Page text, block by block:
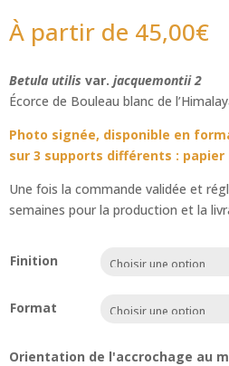
À partir de 45,00€
Betula utilis var. jacquemontii 2
Écorce de Bouleau blanc de
Photo signée, disponible en
sur 3 supports différents :
Une fois la commande validée et
semaines pour la production et la
Finition
Format
Orientation de l'accrochage au